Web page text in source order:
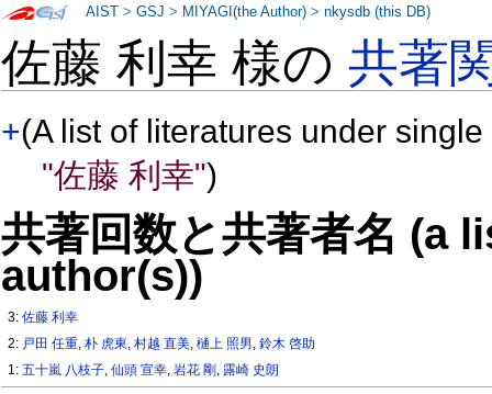
佐藤 利幸 様の共著
+(A list of literatures under
"佐藤 利幸")
共著回数と共著者名 (a
author(s))
3:佐藤 利幸
2: 戸田 任重,朴 虎東,村越 直美,樋上 照男,鈴木 啓助
1:五十嵐 八枝子,仙頭 宣幸,岩花 剛 , 露崎 史朗
AIST >GSJ > MIYAGI(the Author) >nkysdb (this DB)